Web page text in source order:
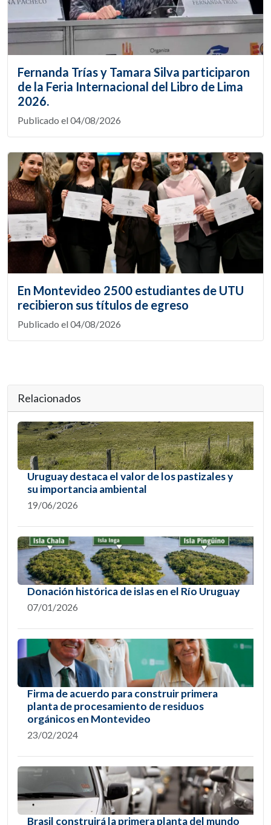
Fernanda Trías y Tamara Silva participaron
de la Feria Internacional del Libro de Lima
2026.
Publicado el 04/08/2026
En Montevideo 2500 estudiantes de UTU
recibieron sus títulos de egreso
Publicado el 04/08/2026
Relacionados
Uruguay destaca el valor de los pastizales y
su importancia ambiental
19/06/2026
Donación histórica de islas en el Río Uruguay
07/01/2026
Firma de acuerdo para construir primera
planta de procesamiento de residuos
orgánicos en Montevideo
23/02/2024
Brasil construirá la primera planta del mundo